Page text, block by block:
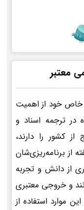
معتبر
خود از اهمیت
در ترجمه اسناد و
کشور را دارند،
از برنامه‌ریزی‌شان
از دانش و تجربه
و خروجی معتبری
موارد استفاده از